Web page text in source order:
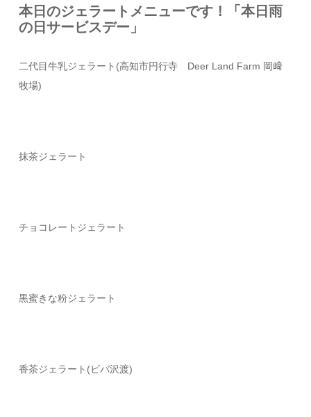
本日のジェラートメニューです！「本日雨
の日サービスデー」
二代目牛乳ジェラート (高知市円行寺 Deer Land Farm 岡﨑
牧場)
抹茶ジェラート
チョコレート ジェラート
黒蜜きな粉ジェラート
香茶ジェラート(ビバ沢渡)